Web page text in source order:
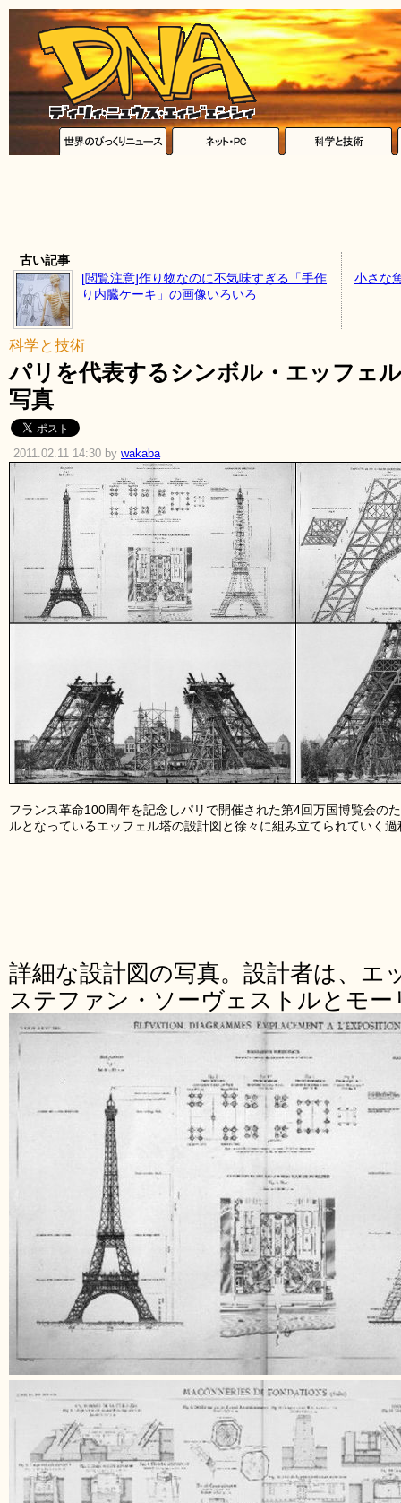
古い記事
[閲覧注意]作り物なのに不気味すぎる「手作
り内臓ケーキ」の画像いろいろ
小さな
科学と技術
パリを代表するシンボル・エッフェ
写真
2011.02.11 14:30 by wakaba
フランス革命100周年を記念しパリで開催された第4回万国博覧会の
ルとなっているエッフェル塔の設計図と徐々に組み立てられていく
詳細な設計図の写真。設計者は、エ
ステファン・ソーヴェストルとモ